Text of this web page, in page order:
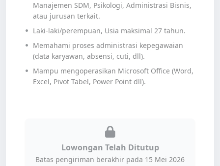
Manajemen SDM, Psikologi, Administrasi Bisnis,
atau jurusan terkait.
Laki-laki/perempuan, Usia maksimal 27 tahun.
Memahami proses administrasi kepegawaian
(data karyawan, absensi, cuti, dll).
Mampu mengoperasikan Microsoft Office (Word,
Excel, Pivot Tabel, Power Point dll).
Lowongan Telah Ditutup
Batas pengiriman berakhir pada 15 Mei 2026